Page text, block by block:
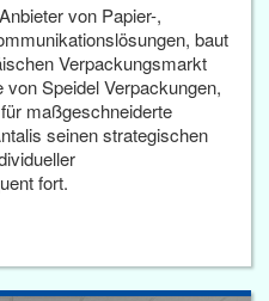
von Papier-,
baut
Verpackungsmarkt
Speidel Verpackungen,
maßgeschneiderte
seinen strategischen
fort.